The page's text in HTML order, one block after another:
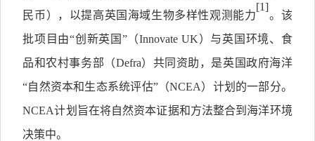
民币），以提高英国海域生物多样性观测能力
[1]
。该
批项目由“创新英国”（Innovate UK）与英国环境、食
品和农村事务部（Defra）共同资助，是英国政府海洋
“自然资本和生态系统评估”（NCEA）计划的一部分。
NCEA计划旨在将自然资本证据和方法整合到海洋环境
决策中。